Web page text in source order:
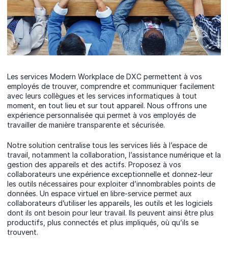
Les services Modern Workplace de DXC permettent à vos
employés de trouver, comprendre et communiquer facilement
avec leurs collègues et les services informatiques à tout
moment, en tout lieu et sur tout appareil. Nous offrons une
expérience personnalisée qui permet à vos employés de
travailler de manière transparente et sécurisée.
Notre solution centralise tous les services liés à l’espace de
travail, notamment la collaboration, l’assistance numérique et la
gestion des appareils et des actifs. Proposez à vos
collaborateurs une expérience exceptionnelle et donnez-leur
les outils nécessaires pour exploiter d’innombrables points de
données. Un espace virtuel en libre-service permet aux
collaborateurs d’utiliser les appareils, les outils et les logiciels
dont ils ont besoin pour leur travail. Ils peuvent ainsi être plus
productifs, plus connectés et plus impliqués, où qu’ils se
trouvent.